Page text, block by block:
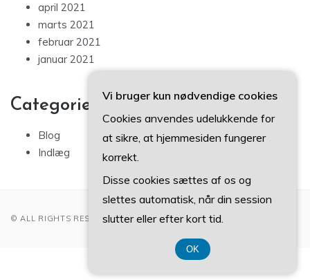
april 2021
marts 2021
februar 2021
januar 2021
Categories
Blog
Indlæg
© ALL RIGHTS RESERVED 2022
Vi bruger kun nødvendige cookies
Cookies anvendes udelukkende for
at sikre, at hjemmesiden fungerer
korrekt.
Disse cookies sættes af os og
slettes automatisk, når din session
slutter eller efter kort tid.
OK